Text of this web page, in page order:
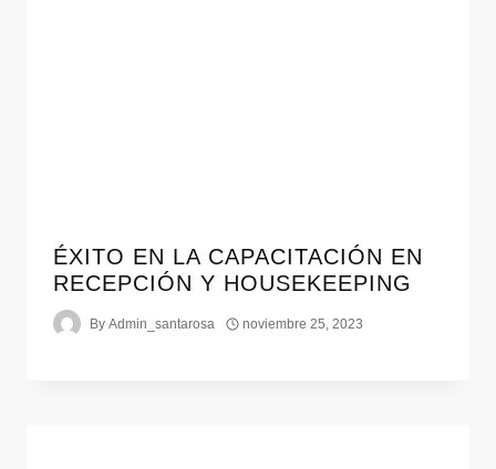
ÉXITO EN LA CAPACITACIÓN EN
RECEPCIÓN Y HOUSEKEEPING
By Admin_santarosa noviembre 25, 2023